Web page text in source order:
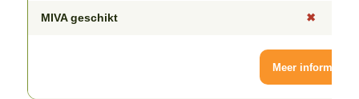
MIVA geschikt ✖
Meer informatie